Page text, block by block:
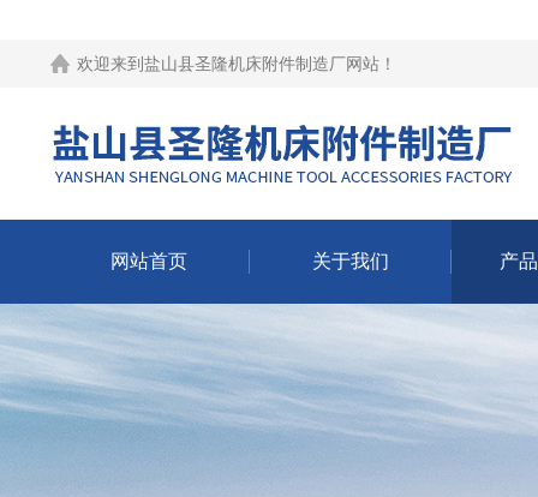
欢迎来到 盐山县圣隆机床附件制造厂网站 ！
网站首页 关于我们 产